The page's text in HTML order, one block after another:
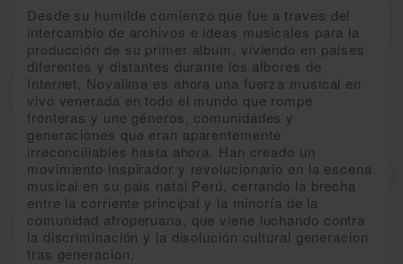
Desde su humilde comienzo que fue a traves del
intercambio de archivos e ideas musicales para la
producción de su primer album, viviendo en países
diferentes y distantes durante los albores de
Internet, Novalima es ahora una fuerza musical en
vivo venerada en todo el mundo que rompe
fronteras y une géneros, comunidades y
generaciones que eran aparentemente
irreconciliables hasta ahora. Han creado un
movimiento inspirador y revolucionario en la escena
musical en su pais natal Perú, cerrando la brecha
entre la corriente principal y la minoría de la
comunidad afroperuana, que viene luchando contra
la discriminación y la disolución cultural generacion
tras generacion.